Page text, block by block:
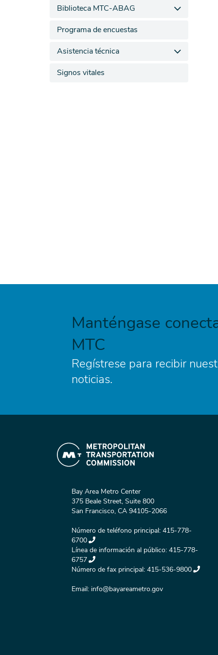
Biblioteca MTC-ABAG
Programa de encuestas
Asistencia técnica
Signos vitales
Manténgase
MTC
Regístrese para recibir
noticias.
Bay Area Metro Center
375 Beale Street, Suite 800
San Francisco, CA 94105-2066
Número de teléfono principal: 415-778-
6700
Línea de información al público: 415-778-
6757
Número de fax principal: 415-536-9800
Email: info@bayareametro.gov